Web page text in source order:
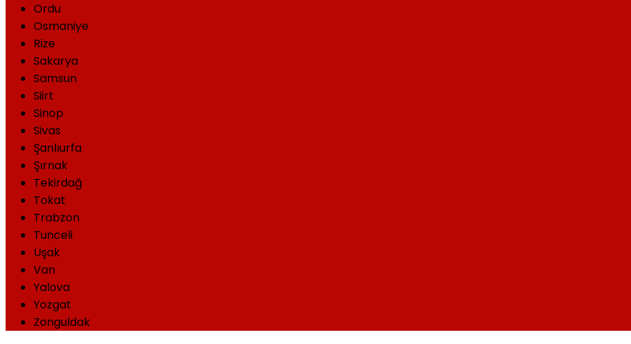
Ordu
Osmaniye
Rize
Sakarya
Samsun
Siirt
Sinop
Sivas
Şanlıurfa
Şırnak
Tekirdağ
Tokat
Trabzon
Tunceli
Uşak
Van
Yalova
Yozgat
Zonguldak